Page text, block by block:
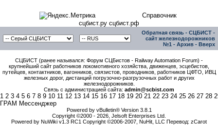
Справочник
сцбист.ру сцбист.рф
Обратная связь - СЦБИСТ -
сайт железнодорожников
№1 - Архив - Вверх
СЦБИСТ (ранее назывался: Форум СЦБистов - Railway Automation Forum) -
крупнейший сайт работников локомотивного хозяйства, движенцев, эсцебистов,
путейцев, контактников, вагонников, связистов, проводников, работников ЦФТО, ИВЦ
железных дорог, дистанций погрузочно-разгрузочных работ и других
железнодорожников.
Связь с администрацией сайта: admin@scbist.com
1 2 3 4 5 6 7 8 9 10 11 12 13 14 15 16 17 18 19 20 21 22 23 24 25 26 27 28
ГРАМ Мессенджер
Powered by vBulletin® Version 3.8.1
Copyright ©2000 - 2026, Jelsoft Enterprises Ltd.
Powered by NuWiki v1.3 RC1 Copyright ©2006-2007, NuHit, LLC Перевод: zCarot